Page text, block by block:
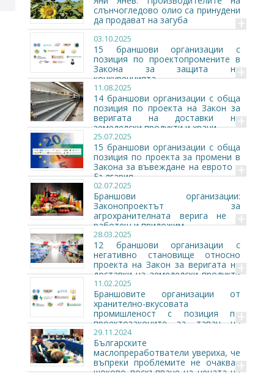
слънчогледово олио са принудени
да продават на загуба
+
03.10.2025
15 браншови организации с
позиция по проектопромените в
Закона за защита на
конкуренцията
+
11.08.2025
14 браншови организации с обща
позиция по проекта на Закон за
веригата на доставки на
земеделски продукти и храни
+
25.07.2025
15 браншови организации с обща
позиция по проекта за промени в
Закона за въвеждане на еврото в
България
+
02.07.2025
Браншови организации:
Законопроектът за
агрохранителната верига не е
работещ и приложим
+
28.03.2025
12 браншови организации с
негативно становище относно
проекта на Закон за веригата на
доставки на земеделски продукти
и храни
+
11.02.2025
Браншовите организации от
хранително-вкусовата
промишленост с позиция по
проектозаконите за таван на
цените
+
29.11.2024
Българските
маслопреработватели увериха, че
въпреки проблемите не очакват+